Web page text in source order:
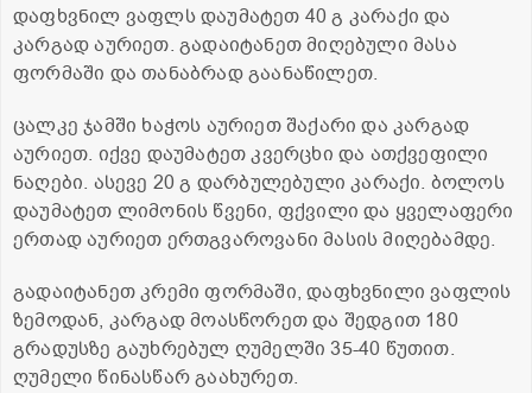
დაფხვნილ ვაფლს დაუმატეთ 40 გ კარაქი და
კარგად აურიეთ. გადაიტანეთ მიღებული მასა
ფორმაში და თანაბრად გაანაწილეთ.
ცალკე ჯამში ხაჭოს აურიეთ შაქარი და კარგად
აურიეთ. იქვე დაუმატეთ კვერცხი და ათქვეფილი
ნაღები. ასევე 20 გ დარბულებული კარაქი. ბოლოს
დაუმატეთ ლიმონის წვენი, ფქვილი და ყველაფერი
ერთად აურიეთ ერთგვაროვანი მასის მიღებამდე.
გადაიტანეთ კრემი ფორმაში, დაფხვნილი ვაფლის
ზემოდან, კარგად მოასწორეთ და შედგით 180
გრადუსზე გაუხრებულ ღუმელში 35-40 წუთით.
ღუმელი წინასწარ გაახურეთ.